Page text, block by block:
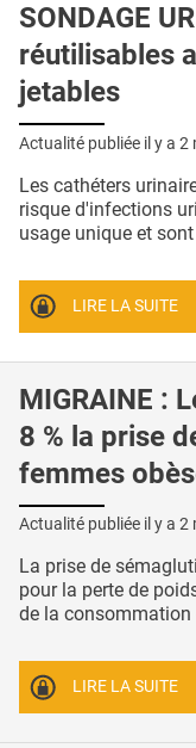
CRÉDITS
SONDAGE
réutilisables
jetables
Actualité publiée il y a 2
Les cathéters
risque d'infections
usage unique et
LIRE LA SUITE
MIGRAINE :
8 % la prise
femmes
Actualité publiée il y a 2
La prise de
pour la perte de
de la consommation
LIRE LA SUITE